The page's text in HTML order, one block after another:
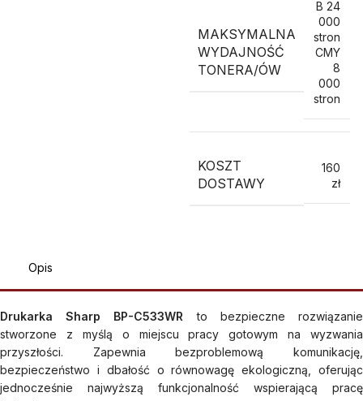
MAKSYMALNA
WYDAJNOŚĆ
TONERA/ÓW
B 24
000
stron
CMY
8
000
stron
KOSZT
DOSTAWY
160
zł
Opis
Drukarka Sharp BP-C533WR to bezpieczne rozwiązanie
stworzone z myślą o miejscu pracy gotowym na wyzwania
przyszłości. Zapewnia bezproblemową komunikację,
bezpieczeństwo i dbałość o równowagę ekologiczną, oferując
jednocześnie najwyższą funkcjonalność wspierającą pracę